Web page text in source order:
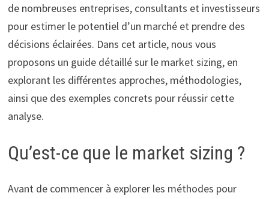
de nombreuses entreprises, consultants et investisseurs
pour estimer le potentiel d’un marché et prendre des
décisions éclairées. Dans cet article, nous vous
proposons un guide détaillé sur le market sizing, en
explorant les différentes approches, méthodologies,
ainsi que des exemples concrets pour réussir cette
analyse.
Qu’est-ce que le market sizing ?
Avant de commencer à explorer les méthodes pour